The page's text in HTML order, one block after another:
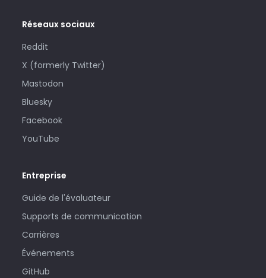
Réseaux sociaux
Reddit
X (formerly Twitter)
Mastodon
Bluesky
Facebook
YouTube
Entreprise
Guide de l'évaluateur
Supports de communication
Carrières
Événements
GitHub